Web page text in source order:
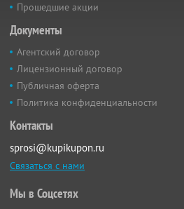
Прошедшие акции
Документы
Агентский договор
Лицензионный договор
Публичная оферта
Политика конфиденциальности
Контакты
sprosi@kupikupon.ru
Связаться с нами
Мы в Соцсетях